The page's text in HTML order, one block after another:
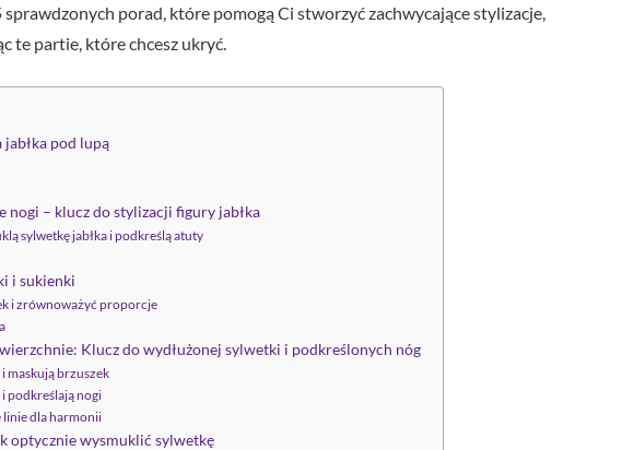
porad, które pomogą Ci stworzyć zachwycające stylizacje,
te partie, które chcesz ukryć.
pod lupą
nogi – klucz do stylizacji figury jabłka
sylwetkę jabłka i podkreślą atuty
i sukienki
i zrównoważyć proporcje
Klucz do wydłużonej sylwetki i podkreślonych nóg
maskują brzuszek
podkreślają nogi
dla harmonii
optycznie wysmuklić sylwetkę